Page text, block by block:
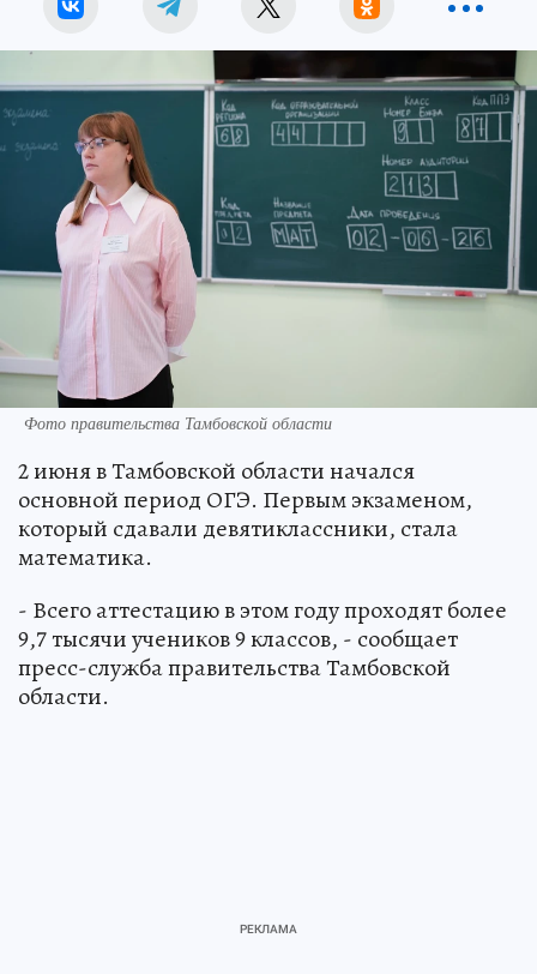
Фото правительства Тамбовской области
2 июня в Тамбовской области начался
основной период ОГЭ. Первым экзаменом,
который сдавали девятиклассники, стала
математика.
- Всего аттестацию в этом году проходят более
9,7 тысячи учеников 9 классов, - сообщает
пресс-служба правительства Тамбовской
области.